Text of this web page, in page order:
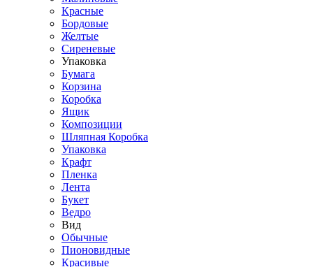
Красные
Бордовые
Желтые
Сиреневые
Упаковка
Бумага
Корзина
Коробка
Ящик
Композиции
Шляпная Коробка
Упаковка
Крафт
Пленка
Лента
Букет
Ведро
Вид
Обычные
Пионовидные
Красивые